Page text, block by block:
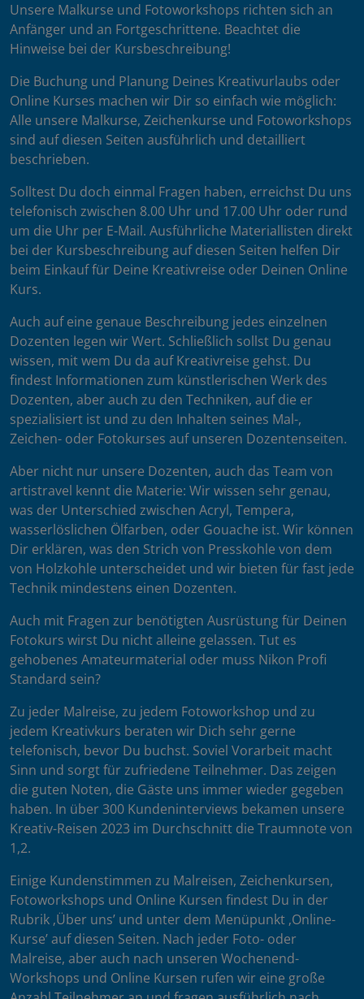
Unsere Malkurse und Fotoworkshops richten sich an
Anfänger und an Fortgeschrittene. Beachtet die
Hinweise bei der Kursbeschreibung!
Die Buchung und Planung Deines Kreativurlaubs oder
Online Kurses machen wir Dir so einfach wie möglich:
Alle unsere Malkurse, Zeichenkurse und Fotoworkshops
sind auf diesen Seiten ausführlich und detailliert
beschrieben.
Solltest Du doch einmal Fragen haben, erreichst Du uns
telefonisch zwischen 8.00 Uhr und 17.00 Uhr oder rund
um die Uhr per E-Mail. Ausführliche Materiallisten direkt
bei der Kursbeschreibung auf diesen Seiten helfen Dir
beim Einkauf für Deine Kreativreise oder Deinen Online
Kurs.
Auch auf eine genaue Beschreibung jedes einzelnen
Dozenten legen wir Wert. Schließlich sollst Du genau
wissen, mit wem Du da auf Kreativreise gehst. Du
findest Informationen zum künstlerischen Werk des
Dozenten, aber auch zu den Techniken, auf die er
spezialisiert ist und zu den Inhalten seines Mal-,
Zeichen- oder Fotokurses auf unseren Dozentenseiten.
Aber nicht nur unsere Dozenten, auch das Team von
artistravel kennt die Materie: Wir wissen sehr genau,
was der Unterschied zwischen Acryl, Tempera,
wasserlöslichen Ölfarben, oder Gouache ist. Wir können
Dir erklären, was den Strich von Presskohle von dem
von Holzkohle unterscheidet und wir bieten für fast jede
Technik mindestens einen Dozenten.
Auch mit Fragen zur benötigten Ausrüstung für Deinen
Fotokurs wirst Du nicht alleine gelassen. Tut es
gehobenes Amateurmaterial oder muss Nikon Profi
Standard sein?
Zu jeder Malreise, zu jedem Fotoworkshop und zu
jedem Kreativkurs beraten wir Dich sehr gerne
telefonisch, bevor Du buchst. Soviel Vorarbeit macht
Sinn und sorgt für zufriedene Teilnehmer. Das zeigen
die guten Noten, die Gäste uns immer wieder gegeben
haben. In über 300 Kundeninterviews bekamen unsere
Kreativ-Reisen 2023 im Durchschnitt die Traumnote von
1,2.
Einige Kundenstimmen zu Malreisen, Zeichenkursen,
Fotoworkshops und Online Kursen findest Du in der
Rubrik ‚Über uns’ und unter dem Menüpunkt ‚Online-
Kurse’ auf diesen Seiten. Nach jeder Foto- oder
Malreise, aber auch nach unseren Wochenend-
Workshops und Online Kursen rufen wir eine große